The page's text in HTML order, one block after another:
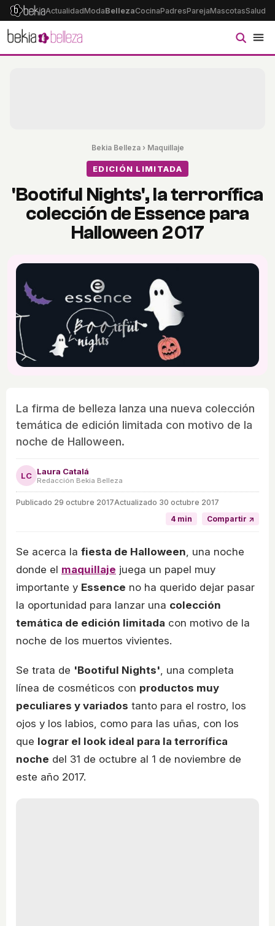
ActualidadModaBellezaCocinaPadresParejaMascotasSalud
Bekia Belleza› Maquillaje
EDICIÓN LIMITADA
'Bootiful Nights', la terrorífica
colección de Essence para
Halloween 2017
La firma de belleza lanza una nueva colección
temática de edición limitada con motivo de la
noche de Halloween.
LC Laura Catalá
Redacción Bekia Belleza
Publicado 29 octubre 2017Actualizado 30 octubre 2017
4 min
Compartir ↗
Se acerca la fiesta de Halloween, una noche
donde el maquillaje juega un papel muy
importante y Essence no ha querido dejar pasar
la oportunidad para lanzar una colección
temática de edición limitada con motivo de la
noche de los muertos vivientes.
Se trata de 'Bootiful Nights', una completa
línea de cosméticos con productos muy
peculiares y variados tanto para el rostro, los
ojos y los labios, como para las uñas, con los
que lograr el look ideal para la terrorífica
noche del 31 de octubre al 1 de noviembre de
este año 2017.